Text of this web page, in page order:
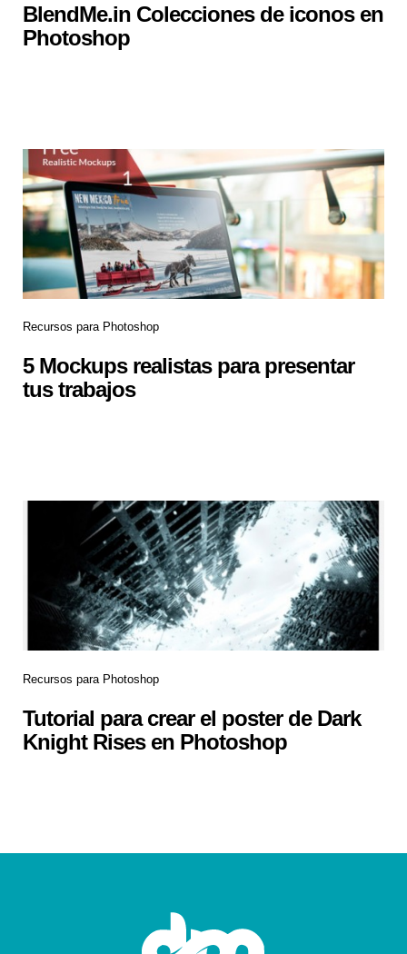
BlendMe.in Colecciones de iconos en
Photoshop
Recursos para Photoshop
5 Mockups realistas para presentar
tus trabajos
Recursos para Photoshop
Tutorial para crear el poster de Dark
Knight Rises en Photoshop